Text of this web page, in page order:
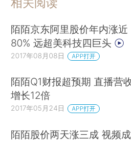
陌陌京东阿里股价年内涨近
80% 远超美科技四巨头
2017年08月08日 APP打开
陌陌Q1财报超预期 直播营
增长12倍
2017年05月24日 APP打开
陌陌股价两天涨三成 视频